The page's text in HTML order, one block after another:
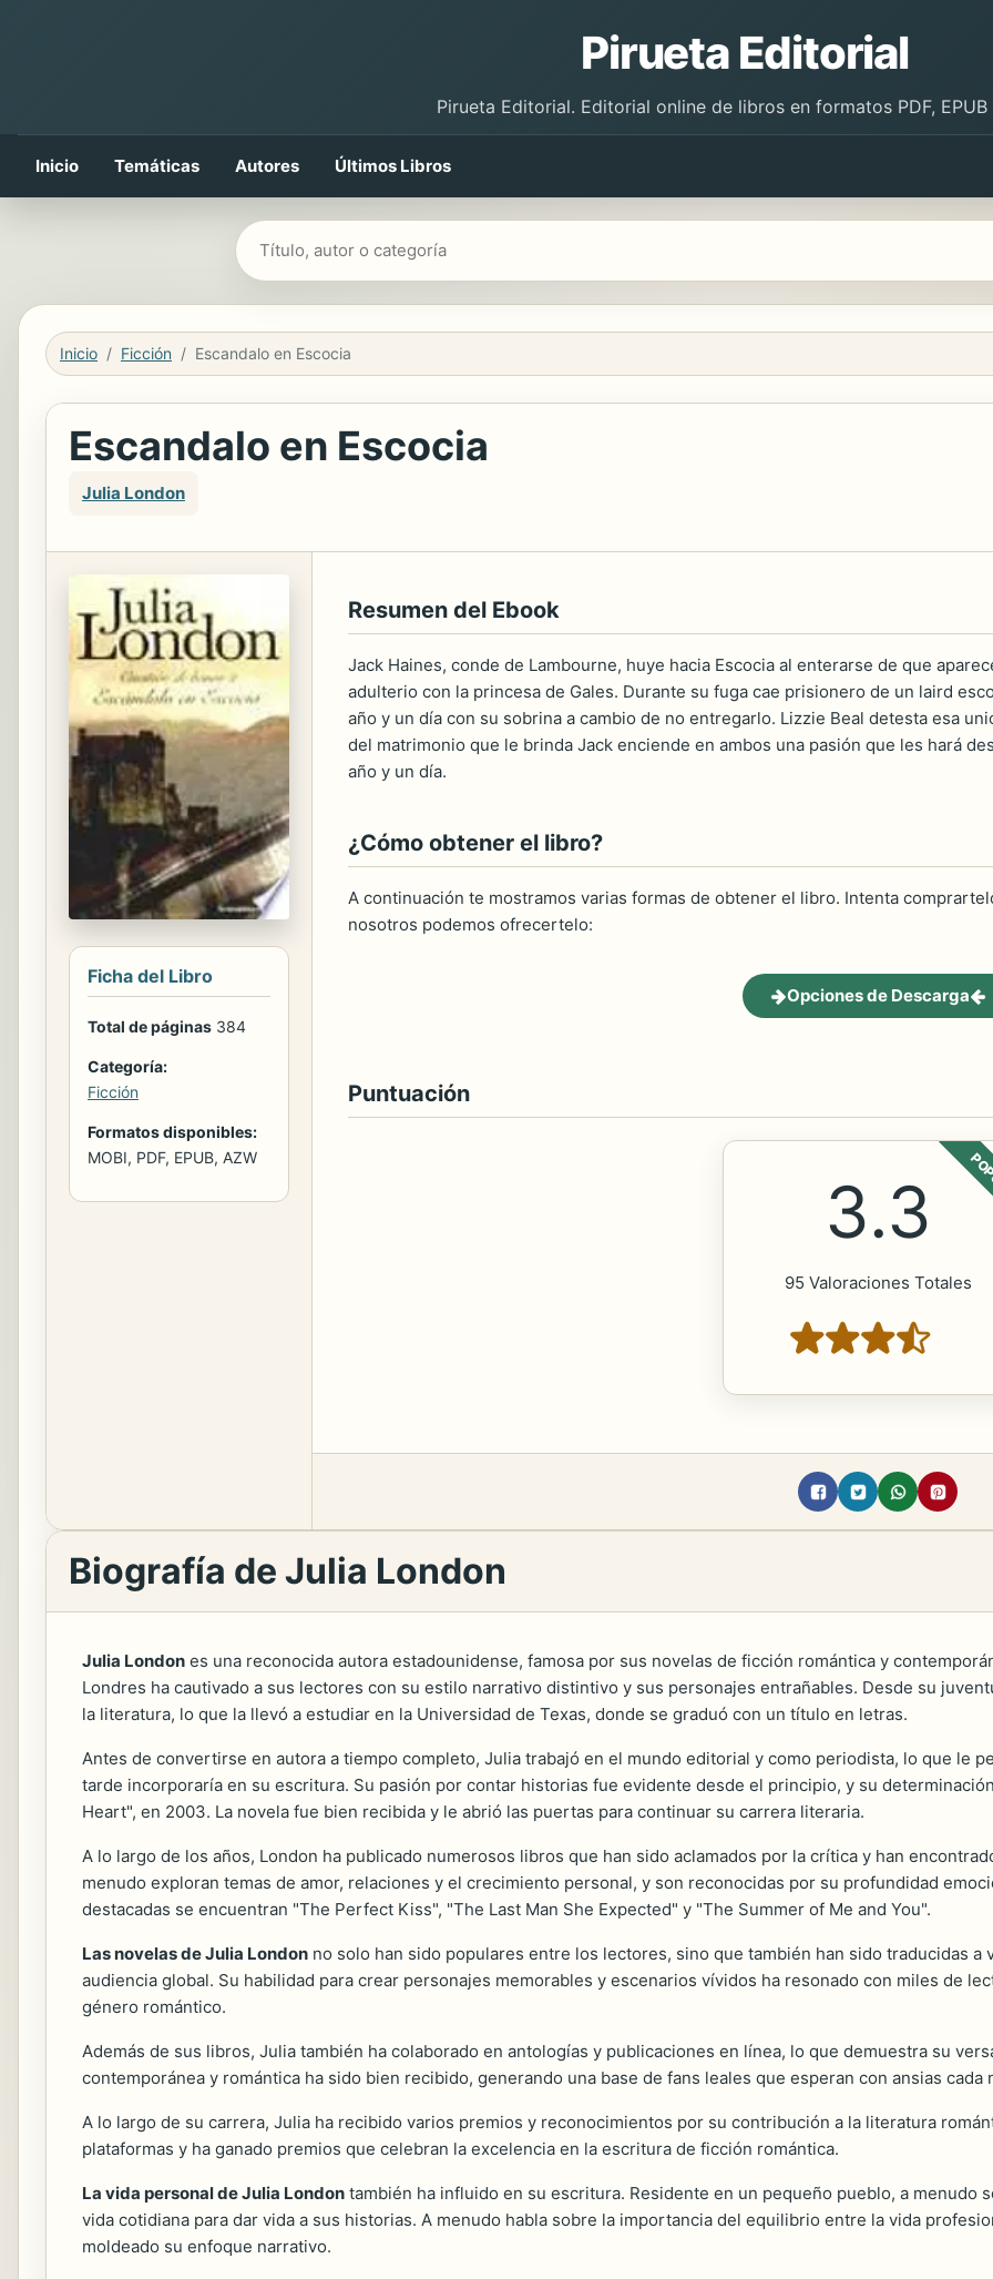
Pirueta Editorial
Pirueta Editorial. Editorial online de libros en formatos PDF, EPUB
Inicio Temáticas Autores Últimos Libros
Buscar libros
Inicio Ficción Escandalo en Escocia
Escandalo en Escocia
Julia London
Ficha del Libro
Total de páginas 384
Categoría:
Ficción
Formatos disponibles:
MOBI, PDF, EPUB, AZW
Resumen del Ebook
Jack Haines, conde de Lambourne, huye hacia Escocia al enterarse de que
adulterio con la princesa de Gales. Durante su fuga cae prisionero de un laird
año y un día con su sobrina a cambio de no entregarlo. Lizzie Beal detesta esa
del matrimonio que le brinda Jack enciende en ambos una pasión que les hará
año y un día.
¿Cómo obtener el libro?
A continuación te mostramos varias formas de obtener el libro. Intenta
nosotros podemos ofrecertelo:
Opciones de Descarga
Puntuación
3.3
95 Valoraciones Totales
Biografía de Julia London
Julia London es una reconocida autora estadounidense, famosa por sus novelas de ficción romántica y
Londres ha cautivado a sus lectores con su estilo narrativo distintivo y sus personajes entrañables. Desde su
la literatura, lo que la llevó a estudiar en la Universidad de Texas, donde se graduó con un título en letras.
Antes de convertirse en autora a tiempo completo, Julia trabajó en el mundo editorial y como periodista, lo que le
tarde incorporaría en su escritura. Su pasión por contar historias fue evidente desde el principio, y su
Heart", en 2003. La novela fue bien recibida y le abrió las puertas para continuar su carrera literaria.
A lo largo de los años, London ha publicado numerosos libros que han sido aclamados por la crítica y han
menudo exploran temas de amor, relaciones y el crecimiento personal, y son reconocidas por su profundidad
destacadas se encuentran "The Perfect Kiss", "The Last Man She Expected" y "The Summer of Me and You".
Las novelas de Julia London no solo han sido populares entre los lectores, sino que también han sido traducidas
audiencia global. Su habilidad para crear personajes memorables y escenarios vívidos ha resonado con miles de
género romántico.
Además de sus libros, Julia también ha colaborado en antologías y publicaciones en línea, lo que demuestra su
contemporánea y romántica ha sido bien recibido, generando una base de fans leales que esperan con ansias cada
A lo largo de su carrera, Julia ha recibido varios premios y reconocimientos por su contribución a la literatura
plataformas y ha ganado premios que celebran la excelencia en la escritura de ficción romántica.
La vida personal de Julia London también ha influido en su escritura. Residente en un pequeño pueblo, a menudo
vida cotidiana para dar vida a sus historias. A menudo habla sobre la importancia del equilibrio entre la vida
moldeado su enfoque narrativo.